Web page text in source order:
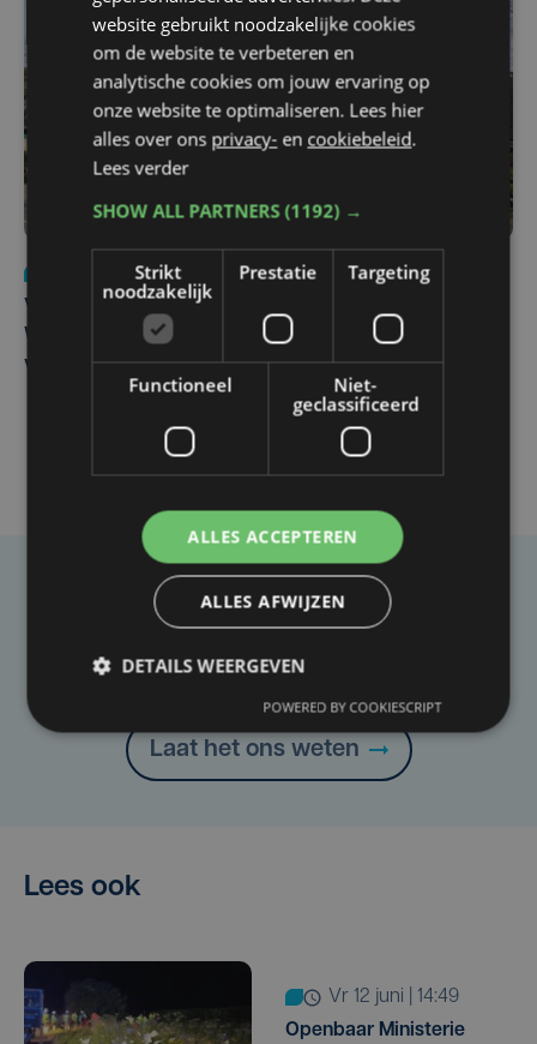
wo 5 augustus | 11:57
Vier Oostendse gynaecologen versterken dienst in AZ
West, dat ook een nieuwe voltijdse gynaecoloog
verwelkomt
Taalfout opgemerkt?
artikel?
Laat het ons weten
Lees ook
vr 12 juni | 14:49
Openbaar Ministerie
website gebruikt noodzakelijke cookies
om de website te verbeteren en
analytische cookies om jouw ervaring op
onze website te optimaliseren. Lees hier
alles over ons privacy- en cookiebeleid.
Lees verder
SHOW ALL PARTNERS(1192) →
Strikt
noodzakelijk
Prestatie Targeting
Functioneel
Niet-
geclassificeerd
ALLES ACCEPTEREN
ALLES AFWIJZEN
DETAILS WEERGEVEN
POWERED BY COOKIESCRIPT